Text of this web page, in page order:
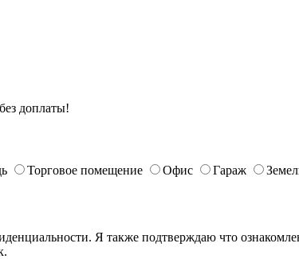
доплаты!
Торговое помещение Офис Гараж
Я также подтверждаю что